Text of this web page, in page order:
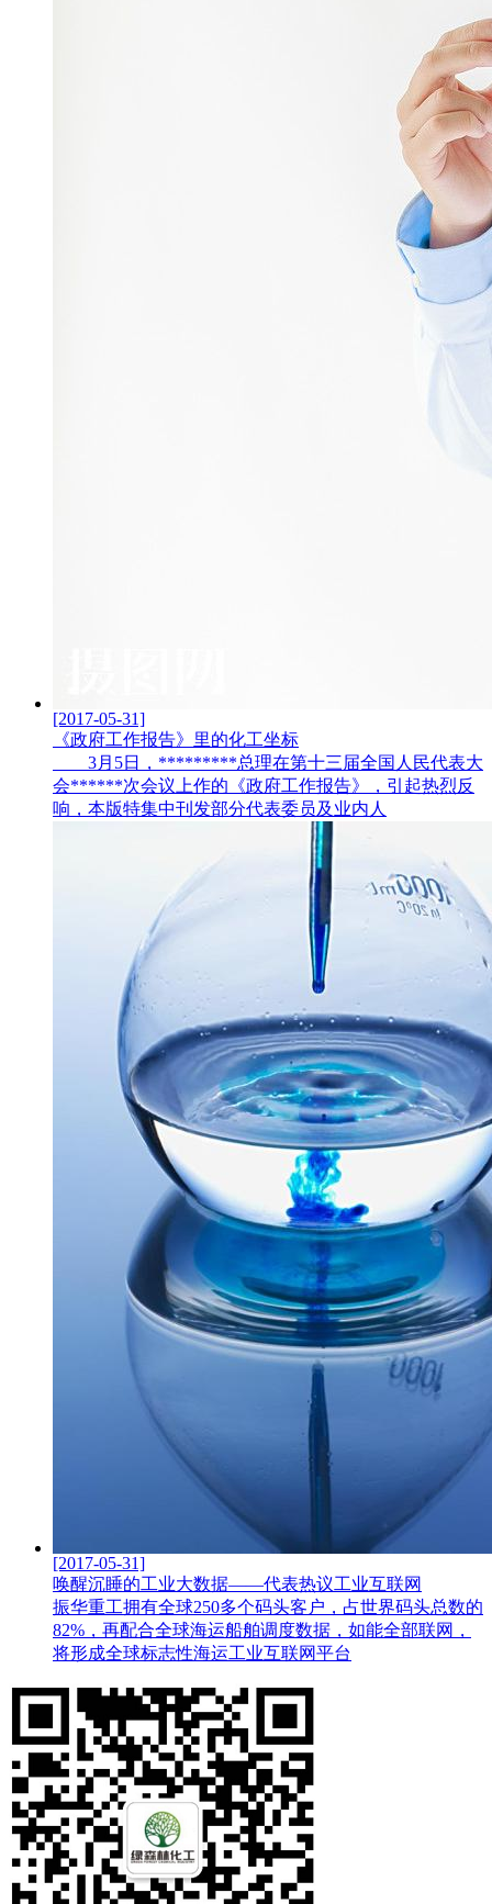
[2017-05-31]
《政府工作报告》里的化工坐标
3月5日，*********总理在第十三届全国人民代表大
会******次会议上作的《政府工作报告》，引起热烈反
响，本版特集中刊发部分代表委员及业内人
[2017-05-31]
唤醒沉睡的工业大数据——代表热议工业互联网
振华重工拥有全球250多个码头客户，占世界码头总数的
82%，再配合全球海运船舶调度数据，如能全部联网，
将形成全球标志性海运工业互联网平台